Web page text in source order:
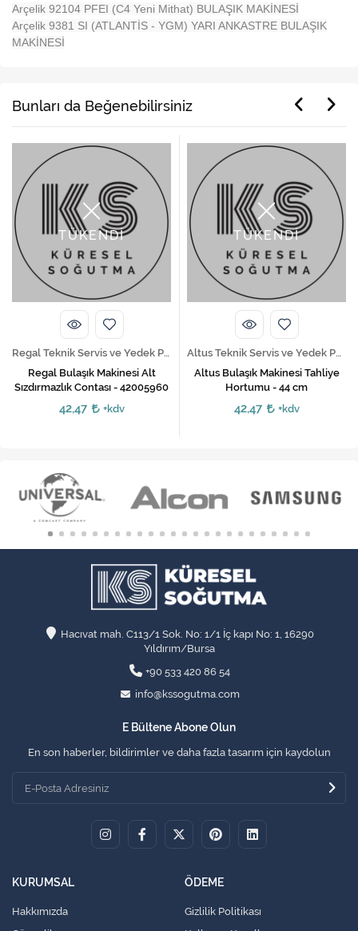
Arçelik 92104 PFEI (C4 Yeni Mithat) BULAŞIK MAKİNESİ
Arçelik 9381 SI (ATLANTİS - YGM) YARI ANKASTRE BULAŞIK
MAKİNESİ
Bunları da Beğenebilirsiniz
TÜKENDİ
Regal Teknik Servis ve Yedek Parça Hizmetleri
Regal Bulaşık Makinesi Alt
Sızdırmazlık Contası - 42005960
42,47 +kdv
TÜKENDİ
Altus Teknik Servis ve Yedek Parça Hizmetleri
Altus Bulaşık Makinesi Tahliye
Hortumu - 44 cm
42,47 +kdv
Hacıvat mah. C113/1 Sok. No: 1/1 İç kapı No: 1, 16290
Yıldırım/Bursa
+90 533 420 86 54
info@kssogutma.com
E Bültene Abone Olun
En son haberler, bildirimler ve daha fazla tasarım için kaydolun
KURUMSAL
Hakkımızda
ÖDEME
Gizlilik Politikası